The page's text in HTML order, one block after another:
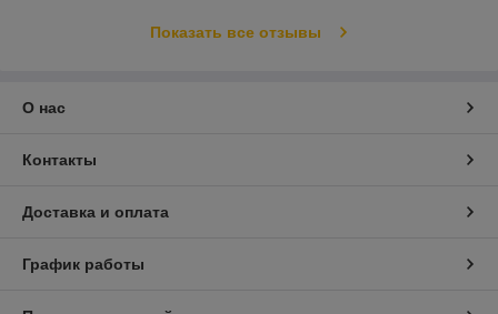
Показать все отзывы
О нас
Контакты
Доставка и оплата
График работы